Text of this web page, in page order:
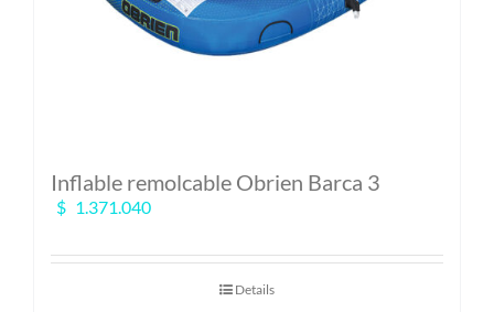
Inflable remolcable Obrien Barca 3
$ 1.371.040
Details